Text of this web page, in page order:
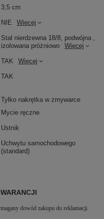
3,5 cm
NIE Więcej
Stal nierdzewna 18/8, podwójna ,
izolowana próżniowo
Więcej
TAK Więcej
TAK
Tylko nakrętka w zmywarce
Mycie ręczne
Ustnik
Uchwytu samochodowego
(standard)
dowód zakupu do reklamacji.